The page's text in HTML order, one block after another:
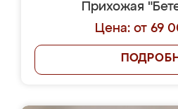
Прихожая
Цена: от 69